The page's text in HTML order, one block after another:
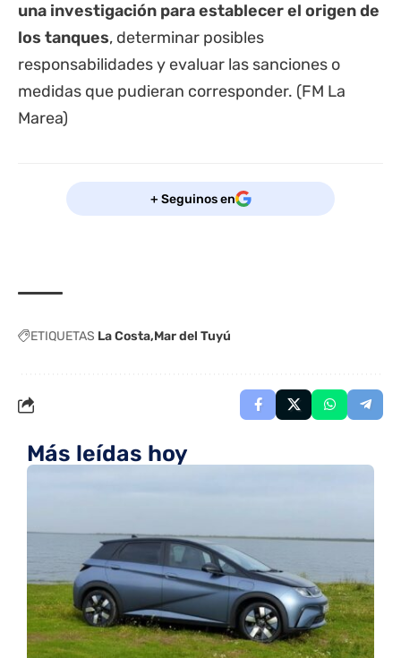
una investigación para establecer el origen de
los tanques, determinar posibles
responsabilidades y evaluar las sanciones o
medidas que pudieran corresponder. (FM La
Marea)
+ Seguinos en
ETIQUETAS La Costa Mar del Tuyú
Más leídas hoy